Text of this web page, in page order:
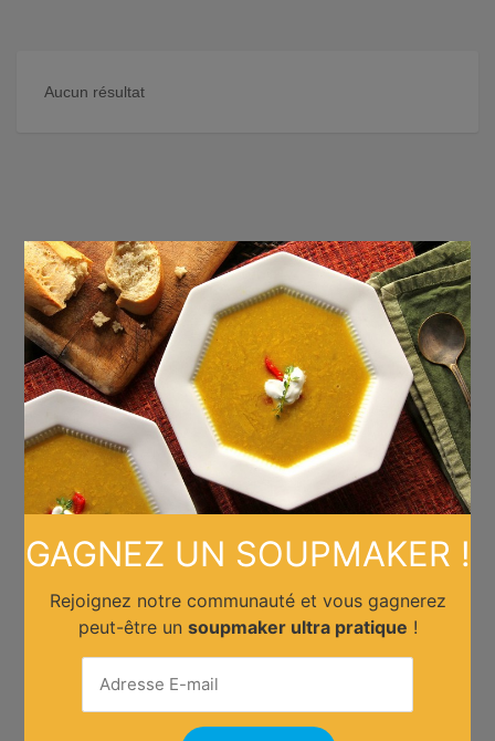
Aucun résultat
GAGNEZ UN SOUPMAKER !
Rejoignez notre communauté et vous gagnerez
peut-être un soupmaker ultra pratique !
×